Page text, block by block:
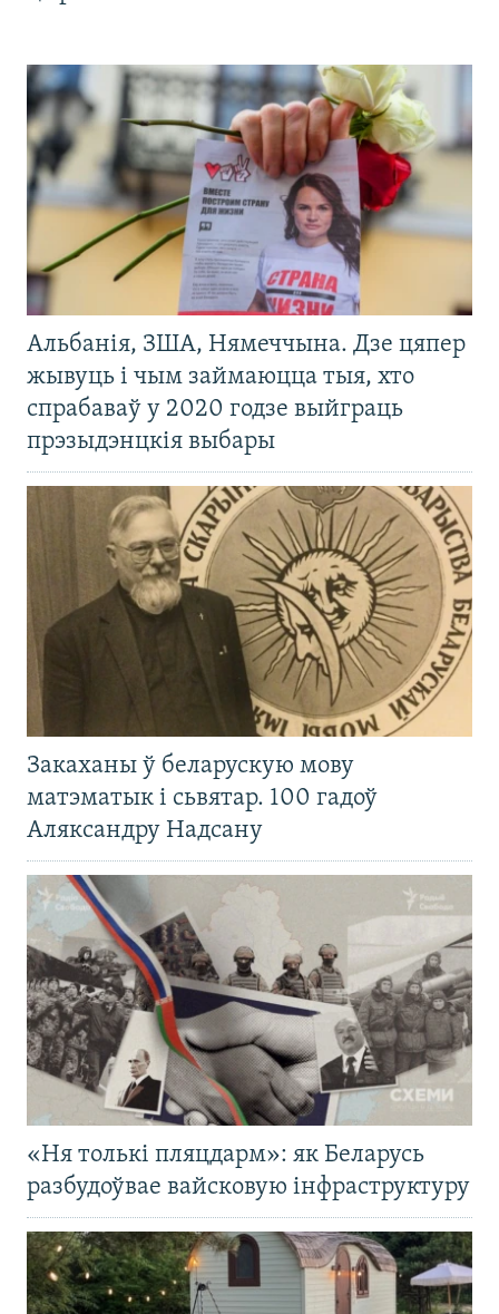
Альбанія, ЗША, Нямеччына. Дзе цяпер
жывуць і чым займаюцца тыя, хто
спрабаваў у 2020 годзе выйграць
прэзыдэнцкія выбары
Закаханы ў беларускую мову
матэматык і сьвятар. 100 гадоў
Аляксандру Надсану
«Ня толькі пляцдарм»: як Беларусь
разбудоўвае вайсковую інфраструктуру